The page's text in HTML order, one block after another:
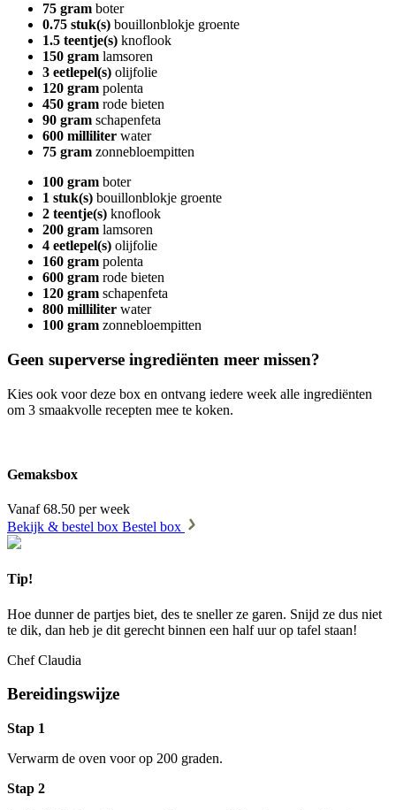
75 gram boter
0.75 stuk(s) bouillonblokje groente
1.5 teentje(s) knoflook
150 gram lamsoren
3 eetlepel(s) olijfolie
120 gram polenta
450 gram rode bieten
90 gram schapenfeta
600 milliliter water
75 gram zonnebloempitten
100 gram boter
1 stuk(s) bouillonblokje groente
2 teentje(s) knoflook
200 gram lamsoren
4 eetlepel(s) olijfolie
160 gram polenta
600 gram rode bieten
120 gram schapenfeta
800 milliliter water
100 gram zonnebloempitten
Geen superverse ingrediënten meer missen?
Kies ook voor deze box en ontvang iedere week alle ingrediënten
om 3 smaakvolle recepten mee te koken.
Gemaksbox
Vanaf 68.50 per week
Bekijk & bestel box Bestel box
Tip!
Hoe dunner de partjes biet, des te sneller ze garen. Snijd ze dus niet
te dik, dan heb je dit gerecht binnen een half uur op tafel staan!
Chef Claudia
Bereidingswijze
Stap 1
Verwarm de oven voor op 200 graden.
Stap 2